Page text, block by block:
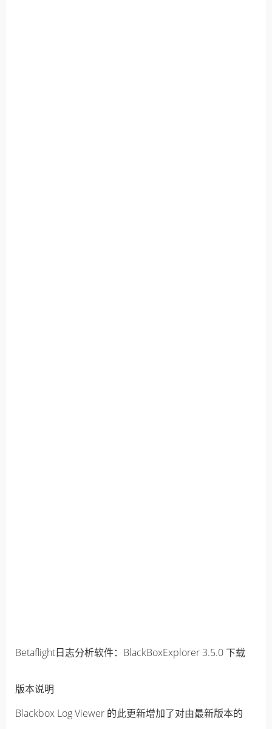
Betaflight日志分析软件：BlackBoxExplorer 3.5.0 下载
版本说明
Blackbox Log Viewer 的此更新增加了对由最新版本的